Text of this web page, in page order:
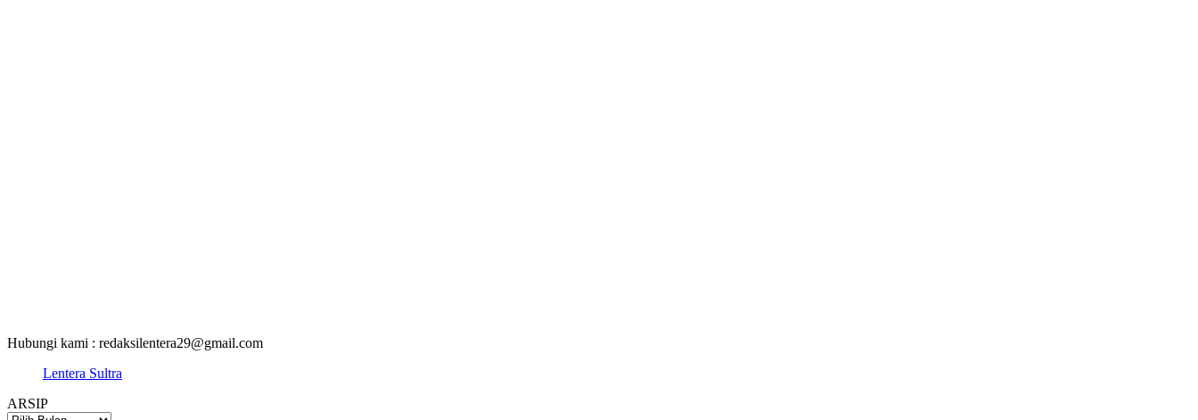
Hubungi kami : redaksilentera29@gmail.com
Lentera Sultra
ARSIP